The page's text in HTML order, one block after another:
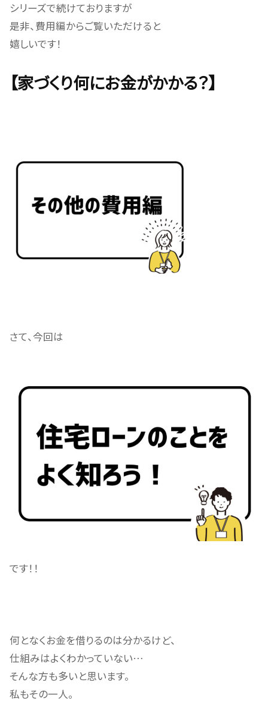
シリーズで続けておりますが
是非、費用編からご覧いただけると
嬉しいです！
【家づくり何にお金がかかる？】
さて、今回は
です！！
何となくお金を借りるのは分かるけど、
仕組みはよくわかっていない…
そんな方も多いと思います。
私もその一人。